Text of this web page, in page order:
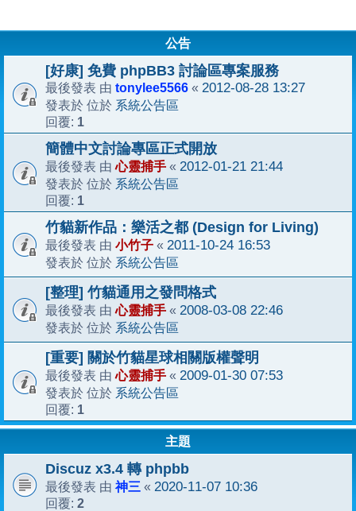
公告
[好康] 免費 phpBB3 討論區專案服務
最後發表 由 tonylee5566 « 2012-08-28 13:27
發表於 位於 系統公告區
回覆: 1
簡體中文討論專區正式開放
最後發表 由心靈捕手 « 2012-01-21 21:44
發表於 位於 系統公告區
回覆: 1
竹貓新作品：樂活之都 (Design for Living)
最後發表 由 小竹子 « 2011-10-24 16:53
發表於 位於 系統公告區
[整理] 竹貓通用之發問格式
最後發表 由心靈捕手 « 2008-03-08 22:46
發表於 位於 系統公告區
[重要] 關於竹貓星球相關版權聲明
最後發表 由心靈捕手 « 2009-01-30 07:53
發表於 位於 系統公告區
回覆: 1
主題
Discuz x3.4 轉 phpbb
最後發表 由 神三 « 2020-11-07 10:36
回覆: 2